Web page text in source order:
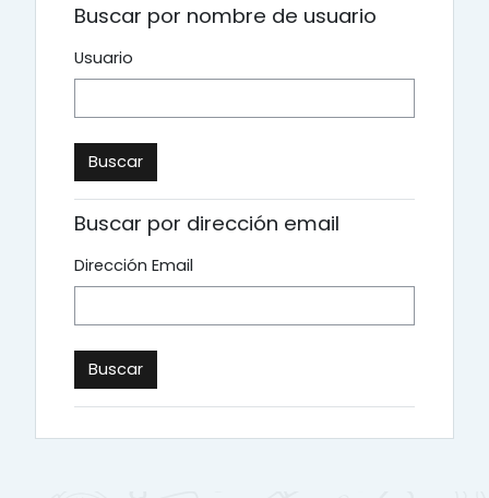
Buscar por nombre de usuario
Usuario
Buscar por dirección email
Dirección Email